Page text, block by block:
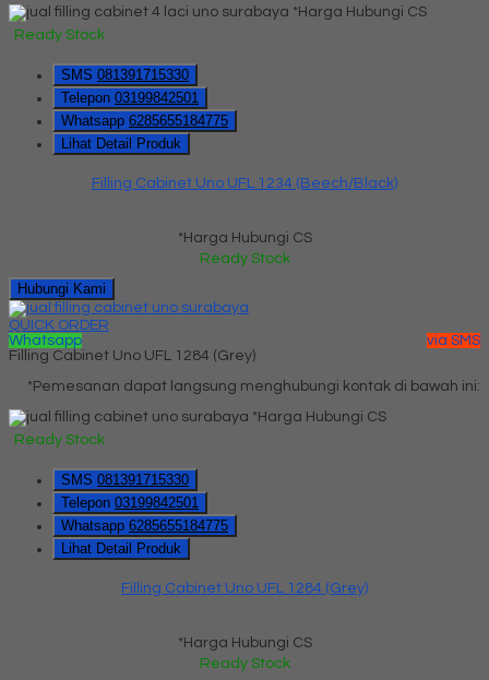
*Harga Hubungi CS
Ready Stock
SMS 081391715330
Telepon 03199842501
Whatsapp 6285655184775
Lihat Detail Produk
Filling Cabinet Uno UFL 1234 (Beech/Black)
*Harga Hubungi CS
Ready Stock
Hubungi Kami
QUICK ORDER
Whatsapp
via SMS
Filling Cabinet Uno UFL 1284 (Grey)
*Pemesanan dapat langsung menghubungi kontak di bawah ini:
*Harga Hubungi CS
Ready Stock
SMS 081391715330
Telepon 03199842501
Whatsapp 6285655184775
Lihat Detail Produk
Filling Cabinet Uno UFL 1284 (Grey)
*Harga Hubungi CS
Ready Stock